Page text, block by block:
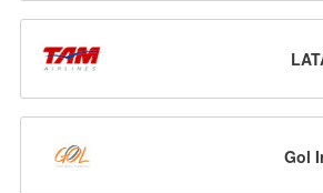
Gol